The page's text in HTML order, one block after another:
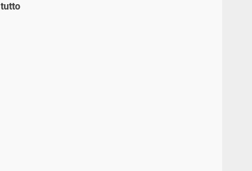
tutto